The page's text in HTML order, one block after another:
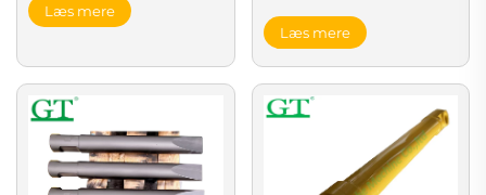
Læs mere
Læs mere